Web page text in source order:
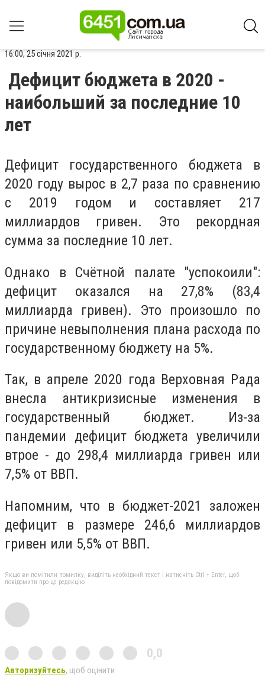
16:00, 25 січня 2021 р.
Дефицит бюджета в 2020 -
наибольший за последние 10
лет
Дефицит государственного бюджета в
2020 году вырос в 2,7 раза по сравнению
с 2019 годом и составляет 217
миллиардов гривен. Это рекордная
сумма за последние 10 лет.
Однако в Счётной палате "успокоили":
дефицит оказался на 27,8% (83,4
миллиарда гривен). Это произошло по
причине невыполнения плана расхода по
государственному бюджету на 5%.
Так, в апреле 2020 года Верховная Рада
внесла антикризисные изменения в
государственный бюджет. Из-за
пандемии дефицит бюджета увеличили
втрое - до 298,4 миллиарда гривен или
7,5% от ВВП.
Напомним, что в бюджет-2021 заложен
дефицит в размере 246,6 миллиардов
гривен или 5,5% от ВВП.
Якщо ви помітили помилку, виділіть необхідний текст і натисніть Ctrl + Enter, щоб
повідомити про це редакцію
0,0
Авторизуйтесь, щоб оцінити